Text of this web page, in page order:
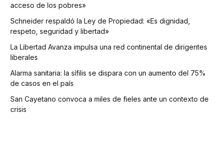
acceso de los pobres»
Schneider respaldó la Ley de Propiedad: «Es dignidad,
respeto, seguridad y libertad»
La Libertad Avanza impulsa una red continental de dirigentes
liberales
Alarma sanitaria: la sífilis se dispara con un aumento del 75%
de casos en el país
San Cayetano convoca a miles de fieles ante un contexto de
crisis